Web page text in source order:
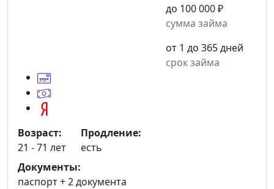
до 100 000 ₽
сумма займа
от 1 до 365 дней
срок займа
Возраст:
21 - 71 лет
Продление:
есть
Документы:
паспорт +2 документа